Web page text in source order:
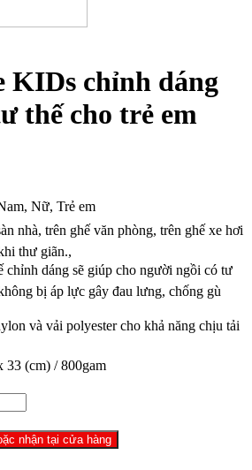
KIDs chỉnh dáng
thế cho trẻ em
Nữ, Trẻ em
nhà, trên ghế văn phòng, trên ghế xe hơi
thư giãn.,
chỉnh dáng sẽ giúp cho người ngồi có tư
bị áp lực gây đau lưng, chống gù
và vải polyester cho khả năng chịu tải
33 (cm) / 800gam
nhận tại cửa hàng